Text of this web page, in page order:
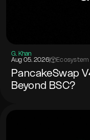
G. Khan
Aug 05. 2026| Ecosystem
PancakeSwap
Beyond BSC?